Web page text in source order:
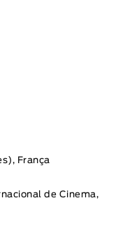
França
de Cinema,